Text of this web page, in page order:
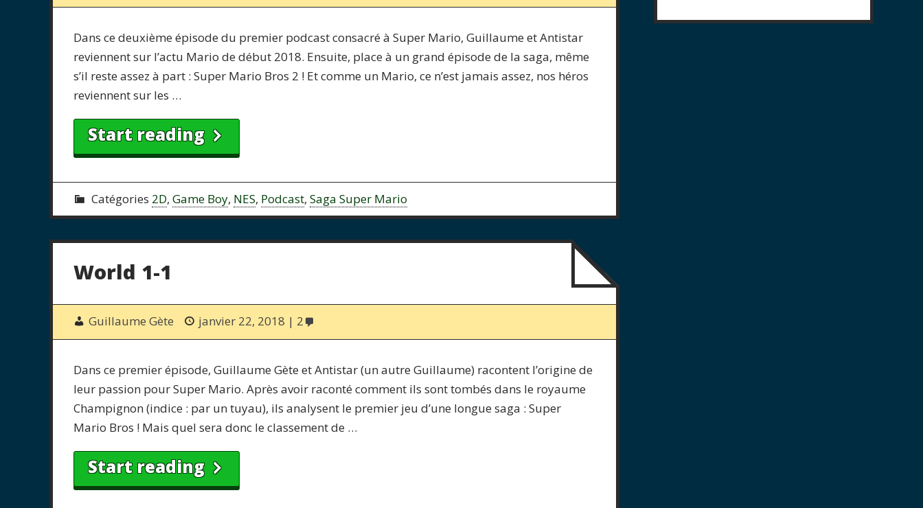
Dans ce deuxième épisode du premier podcast consacré à Super Mario, Guillaume et Antistar
reviennent sur l’actu Mario de début 2018. Ensuite, place à un grand épisode de la saga, même
s’il reste assez à part : Super Mario Bros 2 ! Et comme un Mario, ce n’est jamais assez, nos héros
reviennent sur les …
Start reading
Catégories 2D, Game Boy, NES, Podcast, Saga Super Mario
World 1-1
Guillaume Gète janvier 22, 2018 2
Dans ce premier épisode, Guillaume Gète et Antistar (un autre Guillaume) racontent l’origine de
leur passion pour Super Mario. Après avoir raconté comment ils sont tombés dans le royaume
Champignon (indice : par un tuyau), ils analysent le premier jeu d’une longue saga : Super
Mario Bros ! Mais quel sera donc le classement de …
Start reading